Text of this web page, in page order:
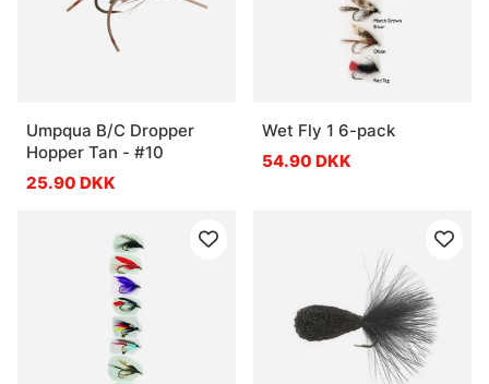
Umpqua B/C Dropper
Hopper Tan - #10
25.90 DKK
Wet Fly 1 6-pack
54.90 DKK